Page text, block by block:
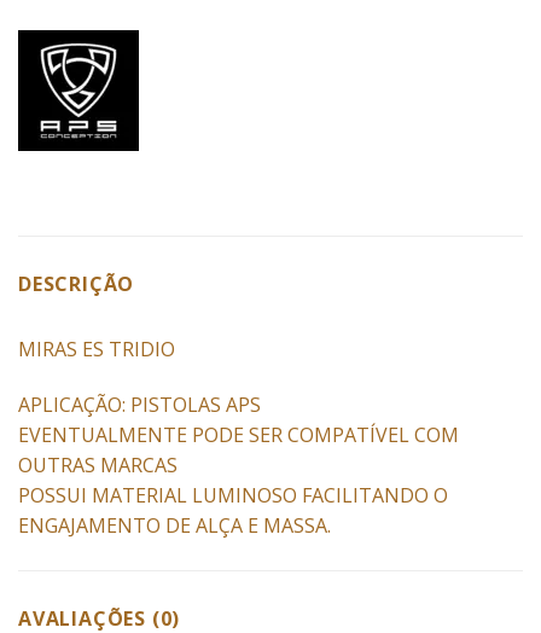
DESCRIÇÃO
MIRAS ES TRIDIO
APLICAÇÃO: PISTOLAS APS
EVENTUALMENTE PODE SER COMPATÍVEL COM
OUTRAS MARCAS
POSSUI MATERIAL LUMINOSO FACILITANDO O
ENGAJAMENTO DE ALÇA E MASSA.
AVALIAÇÕES (0)